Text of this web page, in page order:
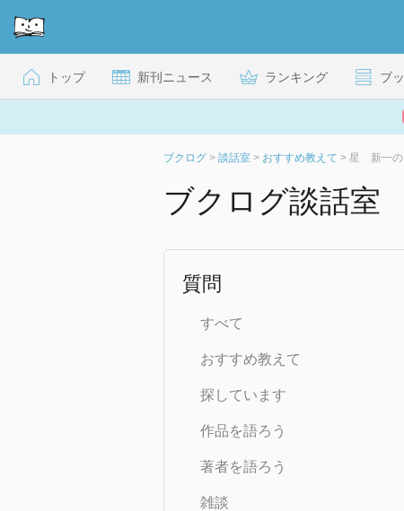
トップ 新刊ニュース ランキング ブ
ブクログ > 談話室 > おすすめ教えて > 星 新一の
ブクログ談話室
質問
すべて
おすすめ教えて
探しています
作品を語ろう
著者を語ろう
雑談